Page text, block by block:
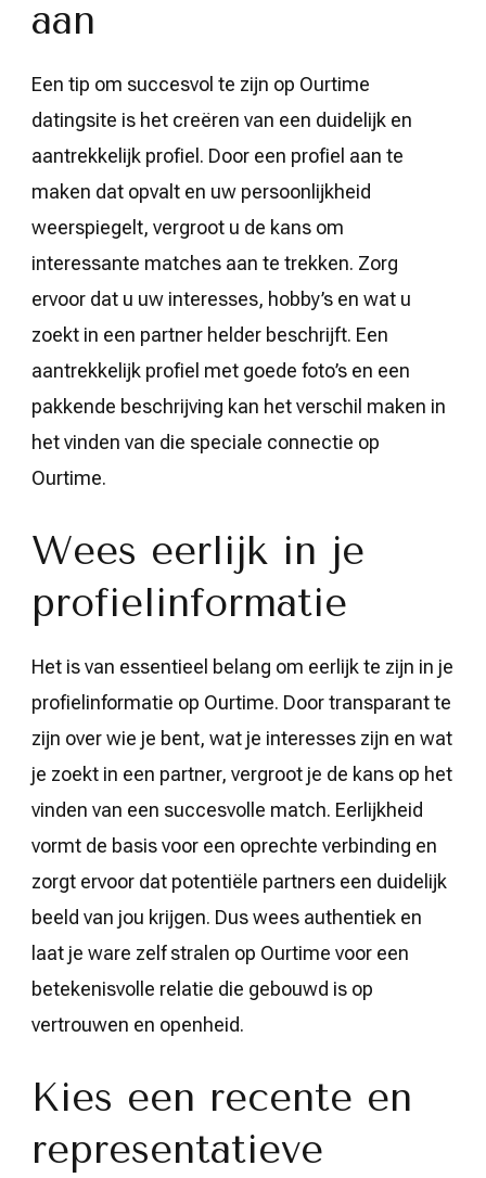
aan
Een tip om succesvol te zijn op Ourtime
datingsite is het creëren van een duidelijk en
aantrekkelijk profiel. Door een profiel aan te
maken dat opvalt en uw persoonlijkheid
weerspiegelt, vergroot u de kans om
interessante matches aan te trekken. Zorg
ervoor dat u uw interesses, hobby’s en wat u
zoekt in een partner helder beschrijft. Een
aantrekkelijk profiel met goede foto’s en een
pakkende beschrijving kan het verschil maken in
het vinden van die speciale connectie op
Ourtime.
Wees eerlijk in je
profielinformatie
Het is van essentieel belang om eerlijk te zijn in je
profielinformatie op Ourtime. Door transparant te
zijn over wie je bent, wat je interesses zijn en wat
je zoekt in een partner, vergroot je de kans op het
vinden van een succesvolle match. Eerlijkheid
vormt de basis voor een oprechte verbinding en
zorgt ervoor dat potentiële partners een duidelijk
beeld van jou krijgen. Dus wees authentiek en
laat je ware zelf stralen op Ourtime voor een
betekenisvolle relatie die gebouwd is op
vertrouwen en openheid.
Kies een recente en
representatieve